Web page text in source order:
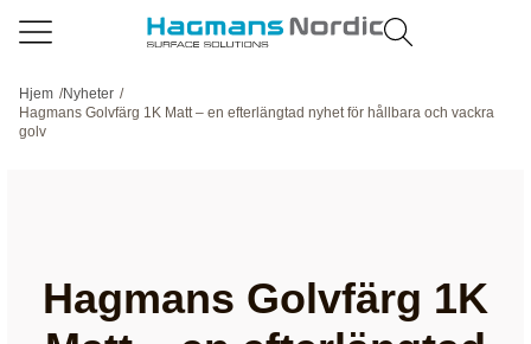
Hjem /Nyheter /
Hagmans Golvfärg 1K Matt – en efterlängtad nyhet för hållbara och vackra
golv
Hagmans Golvfärg 1K